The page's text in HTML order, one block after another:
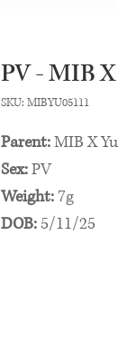
PV - MIB
SKU: MIBYU05111
Parent:MIB X
Sex:PV
Weight:7g
DOB:5/11/25